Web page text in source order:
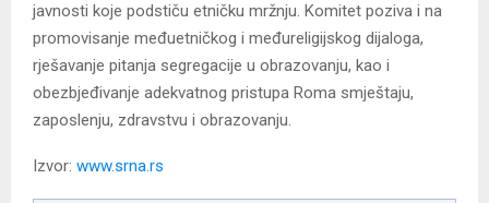
javnosti koje podstiču etničku mržnju. Komitet poziva i na
promovisanje međuetničkog i međureligijskog dijaloga,
rješavanje pitanja segregacije u obrazovanju, kao i
obezbjeđivanje adekvatnog pristupa Roma smještaju,
zaposlenju, zdravstvu i obrazovanju.
Izvor: www.srna.rs